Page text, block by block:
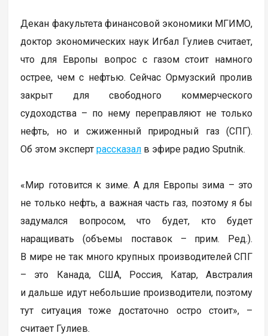
Декан факультета финансовой экономики МГИМО,
доктор экономических наук Игбал Гулиев считает,
что для Европы вопрос с газом стоит намного
острее, чем с нефтью. Сейчас Ормузский пролив
закрыт для свободного коммерческого
судоходства – по нему переправляют не только
нефть, но и сжиженный природный газ (СПГ).
Об этом экспертрассказал в эфире радио Sputnik.
«Мир готовится к зиме. А для Европы зима – это
не только нефть, а важная часть газ, поэтому я бы
задумался вопросом, что будет, кто будет
наращивать (объемы поставок – прим. Ред.).
В мире не так много крупных производителей СПГ
– это Канада, США, Россия, Катар, Австралия
и дальше идут небольшие производители, поэтому
тут ситуация тоже достаточно остро стоит», –
считает Гулиев.